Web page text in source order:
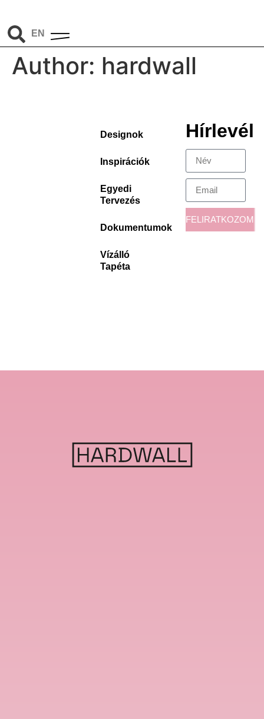
EN
DE
Author: hardwall
Designok
Inspirációk
Egyedi
Tervezés
Dokumentumok
Vízálló
Tapéta
Hírlevél
FELIRATKOZOM